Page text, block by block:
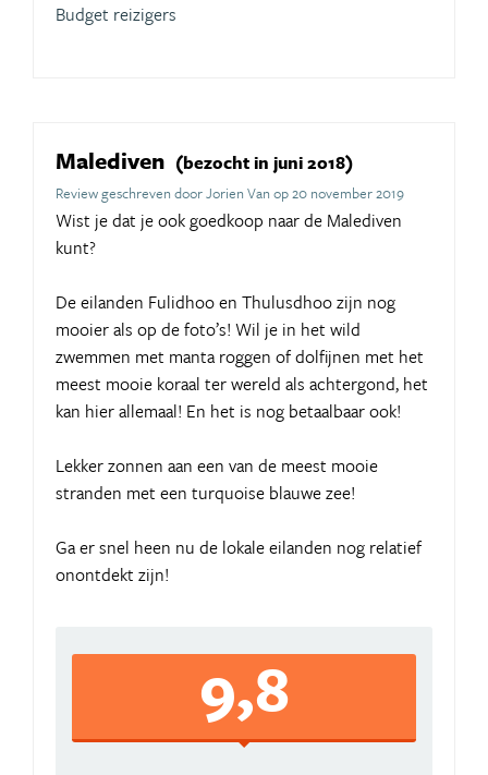
Budget reizigers
Malediven (bezocht in juni 2018)
Review geschreven door Jorien Van op 20 november 2019
Wist je dat je ook goedkoop naar de Malediven
kunt?
De eilanden Fulidhoo en Thulusdhoo zijn nog
mooier als op de foto’s! Wil je in het wild
zwemmen met manta roggen of dolfijnen met het
meest mooie koraal ter wereld als achtergond, het
kan hier allemaal! En het is nog betaalbaar ook!
Lekker zonnen aan een van de meest mooie
stranden met een turquoise blauwe zee!
Ga er snel heen nu de lokale eilanden nog relatief
onontdekt zijn!
9,8